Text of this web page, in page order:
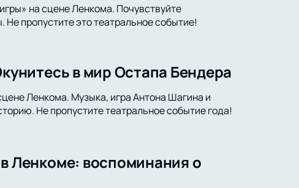
на сцене Ленкома. Почувствуйте
пропустите это театральное событие!
в мир Остапа Бендера
Ленкома. Музыка, игра Антона Шагина и
Не пропустите театральное событие года!
Ленкоме: воспоминания о